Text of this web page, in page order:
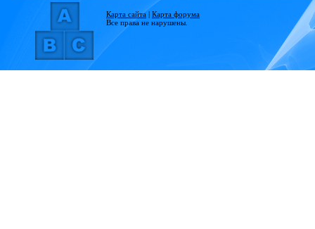
Карта сайта | Карта форума
Все права не нарушены.